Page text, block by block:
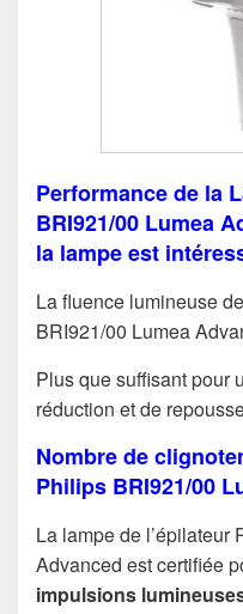
Performance de la
BRI921/00 Lumea
la lampe est
La fluence lumineuse
BRI921/00 Lumea
Plus que suffisant pour
réduction et de
Nombre de
Philips BRI921/00
La lampe de l’épilateur
Advanced est certifiée
impulsions